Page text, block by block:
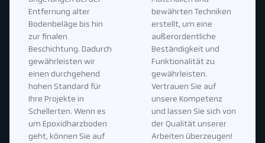
bewährten Techniken
erstellt, um eine
außerordentliche
Beständigkeit und
Funktionalität zu
gewährleisten.
Vertrauen Sie auf
unsere Kompetenz
und lassen Sie sich von
der Qualität unserer
Arbeiten überzeugen!
Entfernung alter
Bodenbeläge bis hin
zur finalen
Beschichtung. Dadurch
gewährleisten wir
einen durchgehend
hohen Standard für
Ihre Projekte in
Schellerten. Wenn es
um Epoxidharzboden
geht, können Sie auf